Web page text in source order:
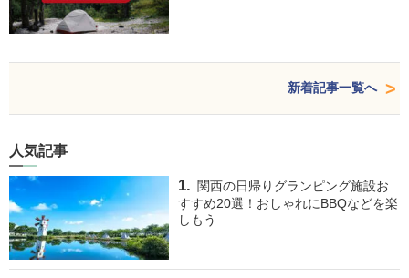
新着記事一覧へ
人気記事
関西の日帰りグランピング施設お
すすめ20選！おしゃれにBBQなどを楽
しもう